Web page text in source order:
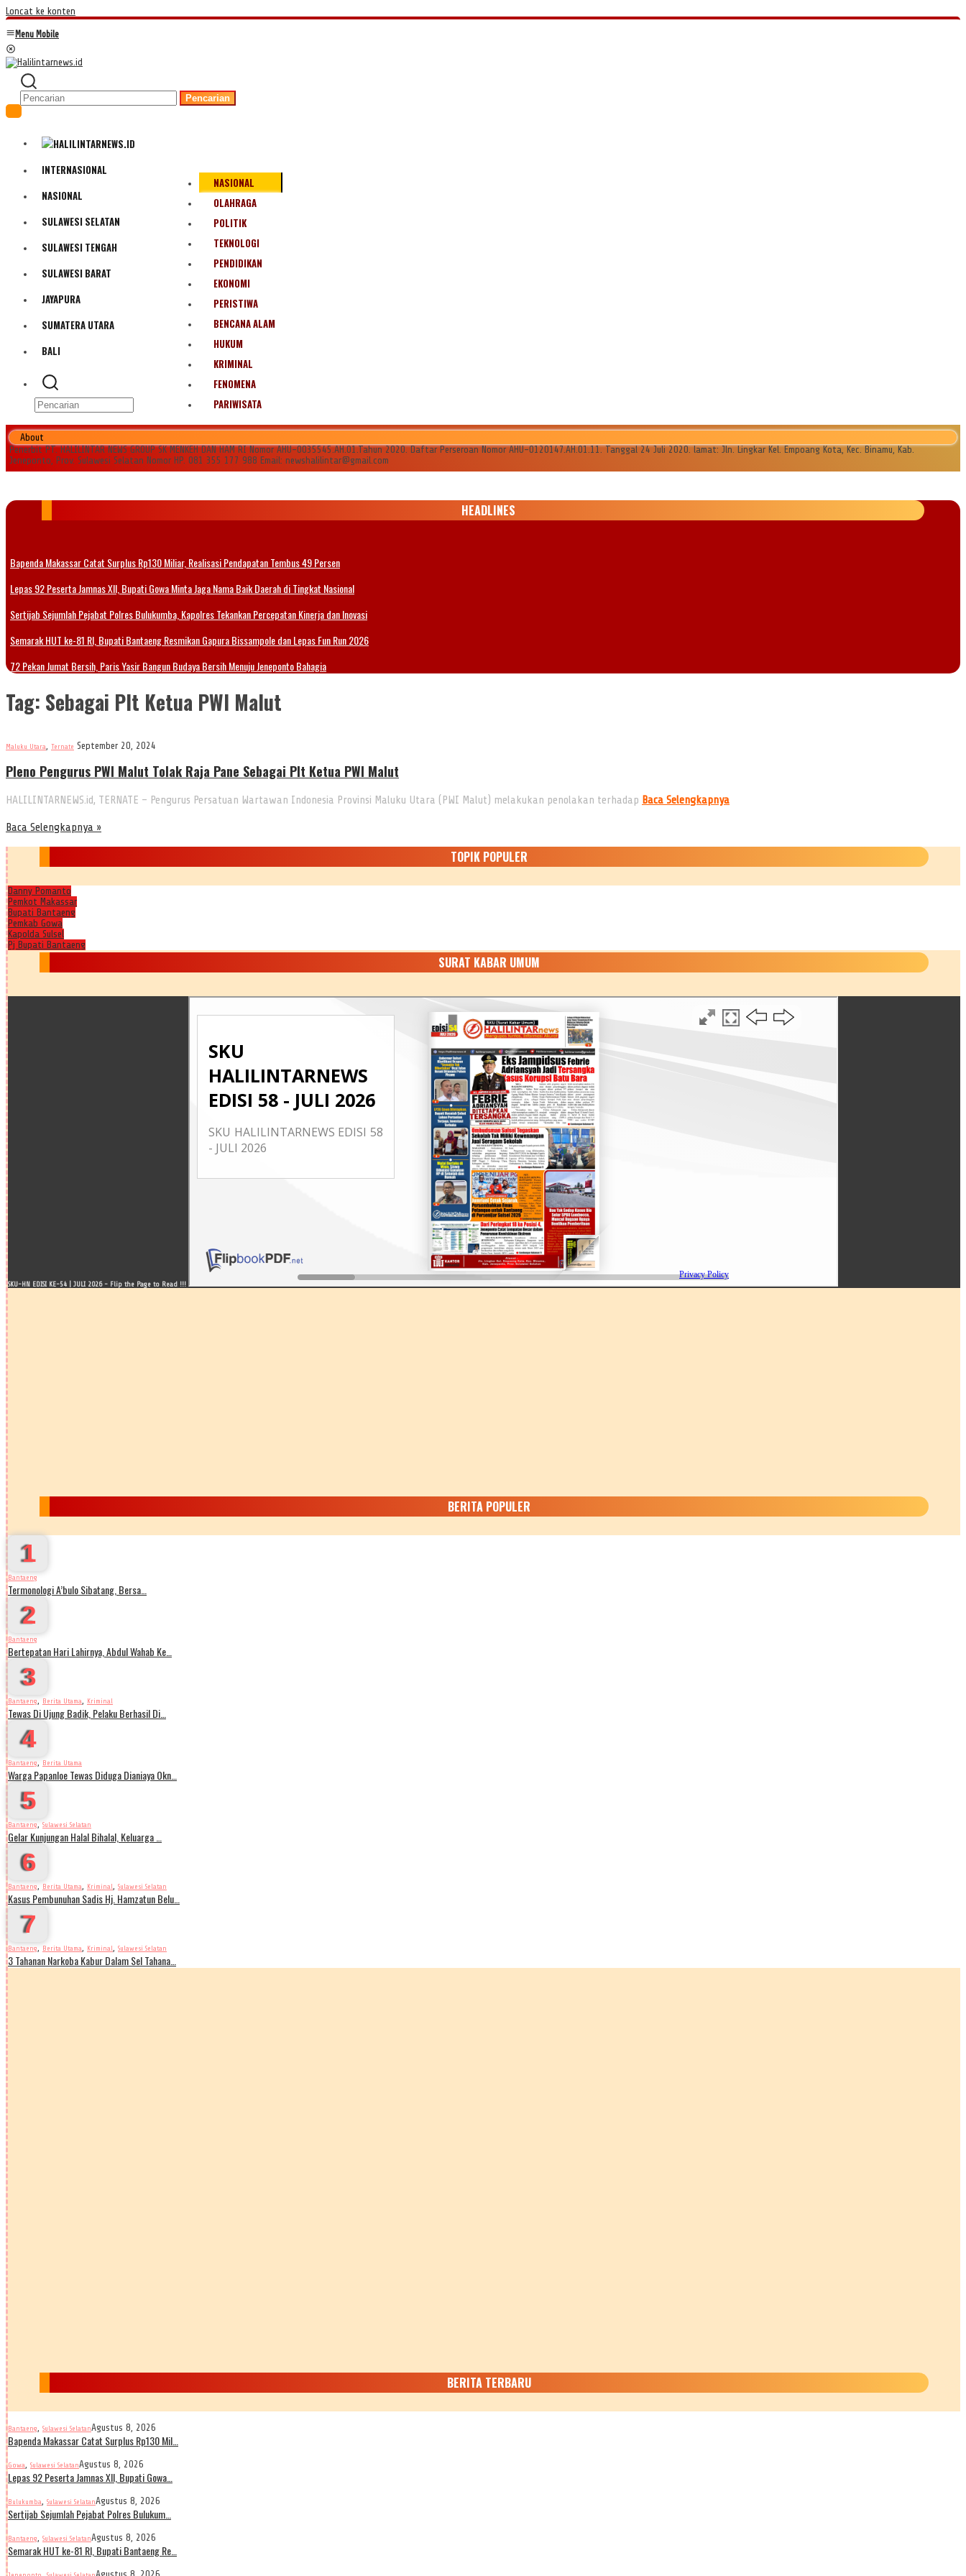
Loncat ke konten
Menu Mobile
Pencarian
INTERNASIONAL
NASIONAL
SULAWESI SELATAN
SULAWESI TENGAH
SULAWESI BARAT
JAYAPURA
SUMATERA UTARA
BALI
NASIONAL
OLAHRAGA
POLITIK
TEKNOLOGI
PENDIDIKAN
EKONOMI
PERISTIWA
BENCANA ALAM
HUKUM
KRIMINAL
FENOMENA
PARIWISATA
About
Penerbit PT. HALILINTAR NEWS GROUP SK MENKEH DAN HAM RI Nomor AHU-0035545.AH.01.Tahun 2020. Daftar Perseroan Nomor AHU-0120147.AH.01.11. Tanggal 24 Juli 2020. lamat: Jln. Lingkar Kel. Empoang Kota, Kec. Binamu, Kab.
Jeneponto, Prov. Sulawesi Selatan Nomor HP. 081 355 177 988 Email: newshalilintar@gmail.com
HEADLINES
Bapenda Makassar Catat Surplus Rp130 Miliar, Realisasi Pendapatan Tembus 49 Persen
Lepas 92 Peserta Jamnas XII, Bupati Gowa Minta Jaga Nama Baik Daerah di Tingkat Nasional
Sertijab Sejumlah Pejabat Polres Bulukumba, Kapolres Tekankan Percepatan Kinerja dan Inovasi
Semarak HUT ke-81 RI, Bupati Bantaeng Resmikan Gapura Bissampole dan Lepas Fun Run 2026
72 Pekan Jumat Bersih, Paris Yasir Bangun Budaya Bersih Menuju Jeneponto Bahagia
Tag: Sebagai Plt Ketua PWI Malut
Maluku Utara, Ternate September 20, 2024
Pleno Pengurus PWI Malut Tolak Raja Pane Sebagai Plt Ketua PWI Malut
HALILINTARNEWS.id, TERNATE – Pengurus Persatuan Wartawan Indonesia Provinsi Maluku Utara (PWI Malut) melakukan penolakan terhadap Baca Selengkapnya
Baca Selengkapnya »
TOPIK POPULER
Danny Pomanto
Pemkot Makassar
Bupati Bantaeng
Pemkab Gowa
Kapolda Sulsel
Pj Bupati Bantaeng
SURAT KABAR UMUM
SKU-HN EDISI KE-54 | JULI 2026 - Flip the Page to Read !!!
BERITA POPULER
1
Bantaeng
Termonologi A’bulo Sibatang, Bersa…
2
Bantaeng
Bertepatan Hari Lahirnya, Abdul Wahab Ke…
3
Bantaeng, Berita Utama, Kriminal
Tewas Di Ujung Badik, Pelaku Berhasil Di…
4
Bantaeng, Berita Utama
Warga Papanloe Tewas Diduga Dianiaya Okn…
5
Bantaeng, Sulawesi Selatan
Gelar Kunjungan Halal Bihalal, Keluarga …
6
Bantaeng, Berita Utama, Kriminal, Sulawesi Selatan
Kasus Pembunuhan Sadis Hj. Hamzatun Belu…
7
Bantaeng, Berita Utama, Kriminal, Sulawesi Selatan
3 Tahanan Narkoba Kabur Dalam Sel Tahana…
BERITA TERBARU
Bantaeng, Sulawesi SelatanAgustus 8, 2026
Bapenda Makassar Catat Surplus Rp130 Mil…
Gowa, Sulawesi SelatanAgustus 8, 2026
Lepas 92 Peserta Jamnas XII, Bupati Gowa…
Bulukumba, Sulawesi SelatanAgustus 8, 2026
Sertijab Sejumlah Pejabat Polres Bulukum…
Bantaeng, Sulawesi SelatanAgustus 8, 2026
Semarak HUT ke-81 RI, Bupati Bantaeng Re…